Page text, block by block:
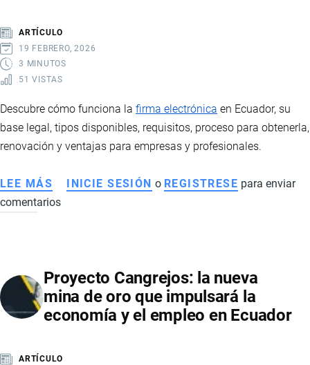
PERSPECTIVAS
ARTÍCULO
19 FEBRERO, 2026
3 MINUTOS
51 VISTAS
Descubre cómo funciona la firma electrónica en Ecuador, su
base legal, tipos disponibles, requisitos, proceso para obtenerla,
renovación y ventajas para empresas y profesionales.
LEE MÁS SOBRE
CÓMO
ELECTRÓNICA
EN
ECUADOR:
INICIE SESIÓN o REGISTRESE para enviar
comentarios
Proyecto Cangrejos: la nueva
mina de oro que impulsará la
economía y el empleo en Ecuador
ARTÍCULO